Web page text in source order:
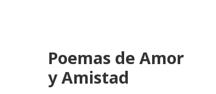
Poemas de Amor
y Amistad